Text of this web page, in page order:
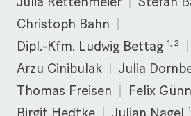
Christoph Bahn
Dipl.-Kfm. Ludwig Bettag 1, 2
Arzu Cinibulak
Julia
Thomas Freisen
Felix
Birgit Hedtke
Julian Nagel 1